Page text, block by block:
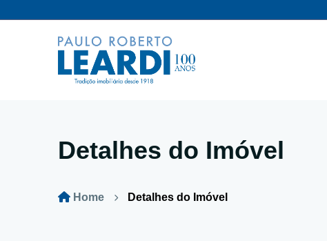
Detalhes do Imóvel
Home Detalhes do Imóvel